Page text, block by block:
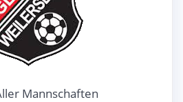
Mannschaften